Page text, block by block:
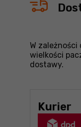
W
wielkości
dostawy.
Kurier